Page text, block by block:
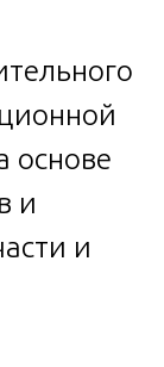
основе
и
и